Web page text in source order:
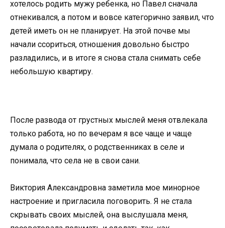
хотелось родить мужу ребенка, но Павел сначала
отнекивался, а потом и вовсе категорично заявил, что
детей иметь он не планирует. На этой почве мы
начали ссориться, отношения довольно быстро
разладились, и в итоге я снова стала снимать себе
небольшую квартиру.
После развода от грустных мыслей меня отвлекала
только работа, но по вечерам я все чаще и чаще
думала о родителях, о родственниках в селе и
понимала, что села не в свои сани.
Виктория Александровна заметила мое минорное
настроение и пригласила поговорить. Я не стала
скрывать своих мыслей, она выслушала меня,